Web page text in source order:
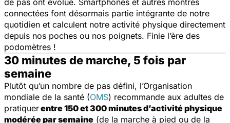
connectées font désormais partie intégrante de notre
quotidien et calculent notre activité physique directement
depuis nos poches ou nos poignets. Finie l’ère des
podomètres !
30 minutes de marche, 5 fois par
semaine
Plutôt qu’un nombre de pas défini, l’Organisation
mondiale de la santé (OMS) recommande aux adultes de
pratiquerentre 150 et 300 minutes d’activité physique
modérée par semaine (de la marche à pied ou de la